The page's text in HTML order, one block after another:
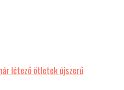
létező ötletek újszerű